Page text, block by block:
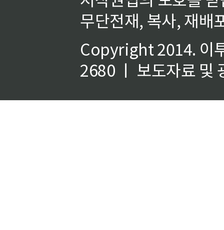
무단전재, 복사, 재배
Copyright 2014. 이
2680 ㅣ 보도자료